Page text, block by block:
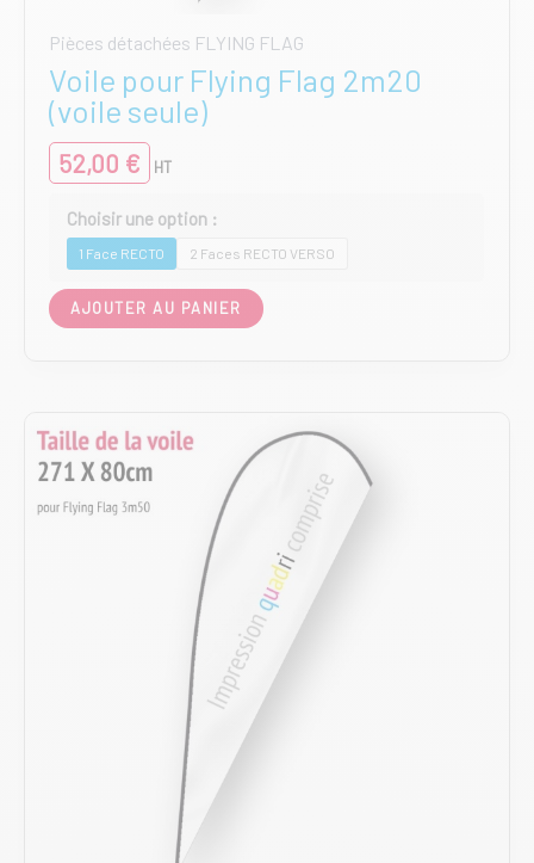
Pièces détachées FLYING FLAG
Voile pour Flying Flag 2m20
(voile seule)
52,00 € HT
1 Face RECTO 2 Faces RECTO VERSO
AJOUTER AU PANIER
produit
options
peuvent
choisies
sur
la
page
du
produit